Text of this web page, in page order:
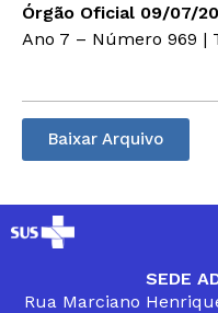
Órgão Oficial 09/07/
Ano 7 – Número 969 |
Baixar Arquivo
SEDE
Rua Marciano